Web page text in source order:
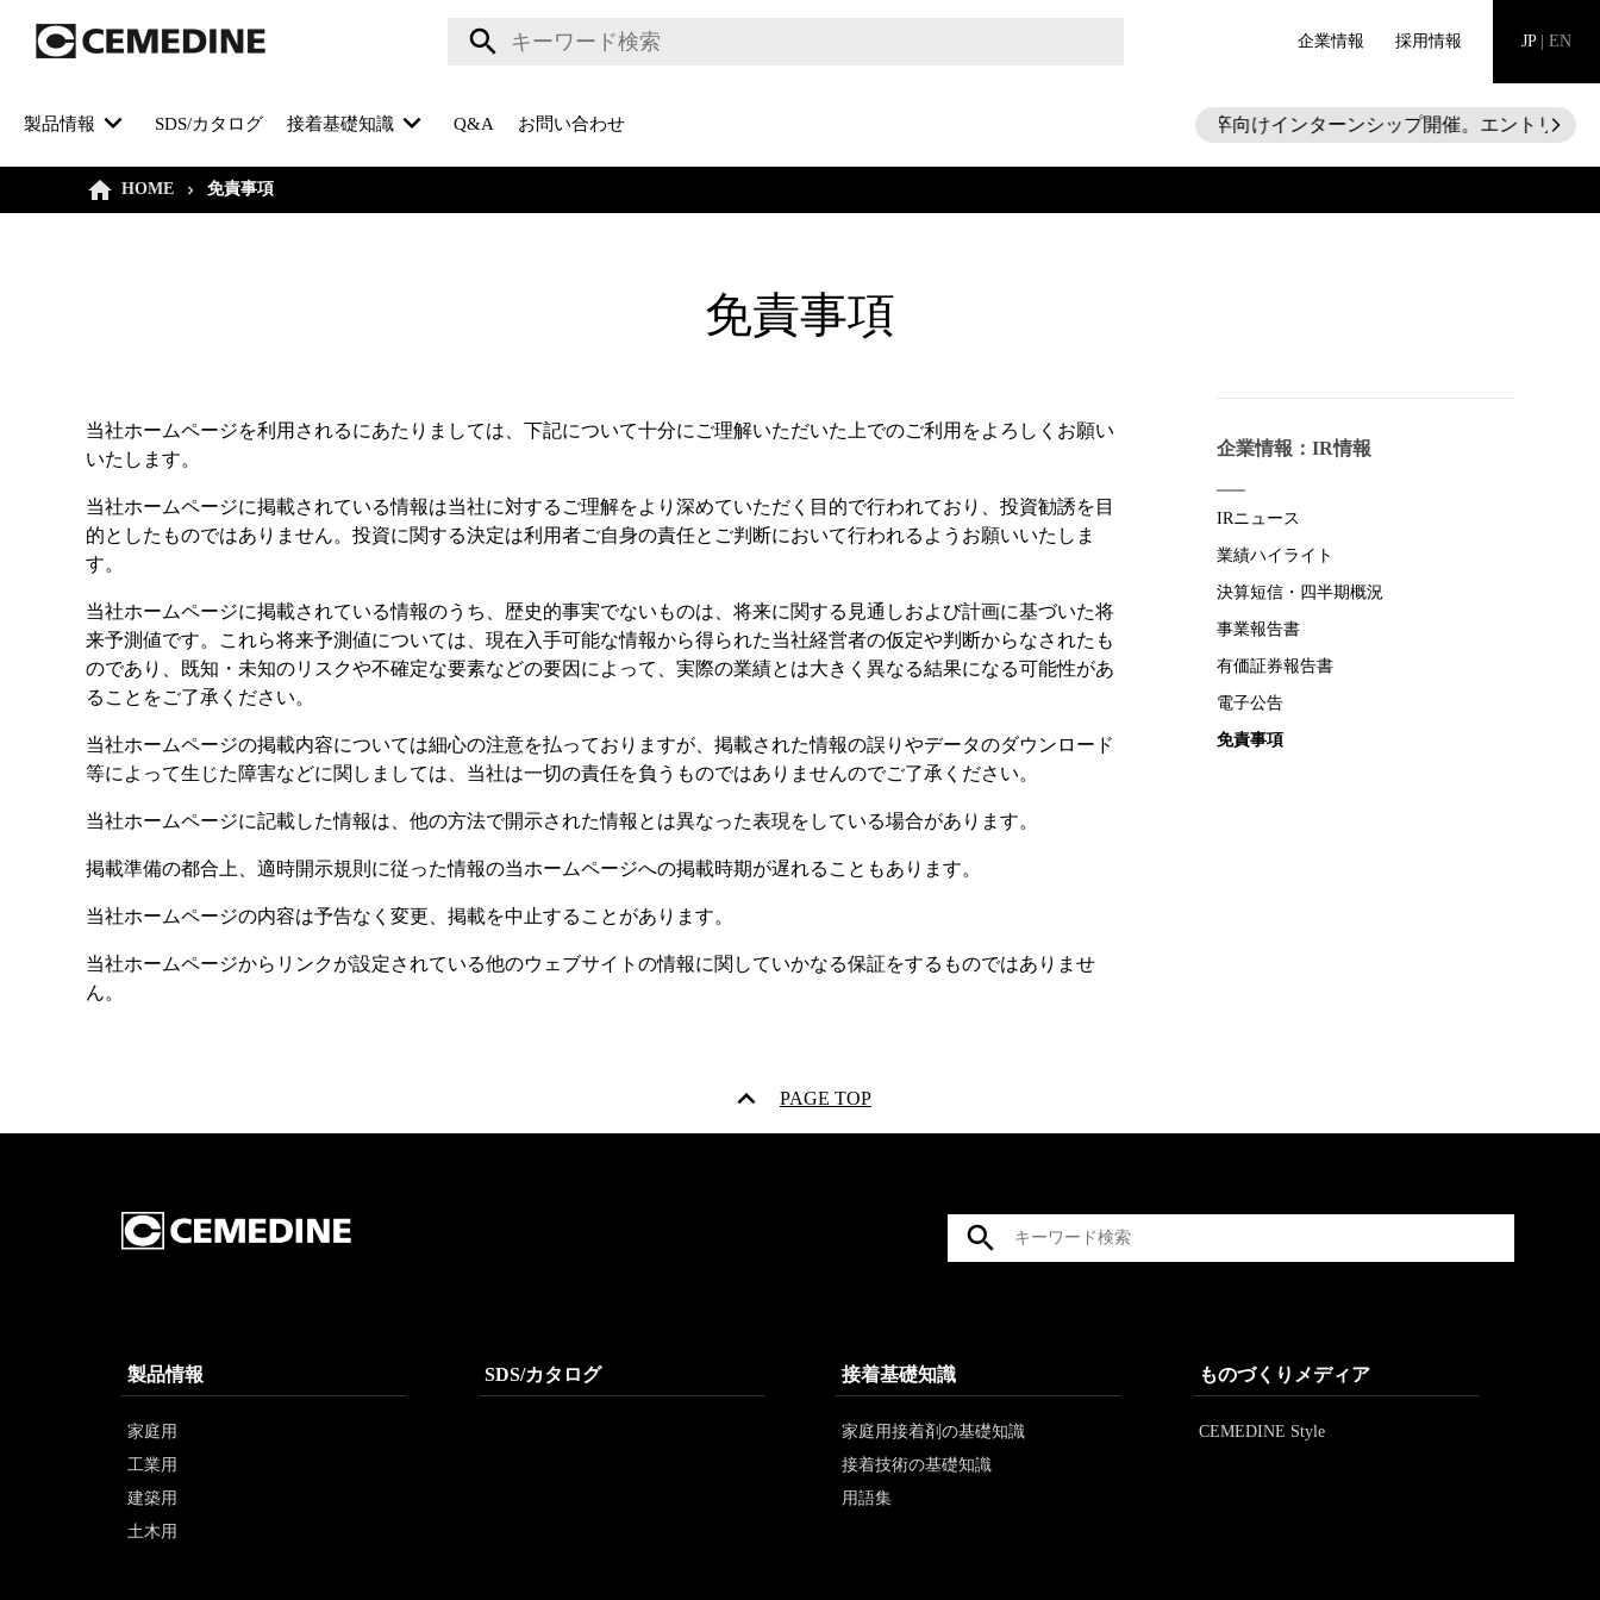
企業情報 採用情報 JP EN
製品情報 SDS/カタログ 接着基礎知識 Q&A お問い合わせ 28新卒向けインターンシップ開催。エントリー受
arrow_forward_ios
HOME 免責事項
免責事項
当社ホームページを利用されるにあたりましては、下記について十分にご理解いただいた上でのご利用をよろしくお願い
いたします。
当社ホームページに掲載されている情報は当社に対するご理解をより深めていただく目的で行われており、投資勧誘を目
的としたものではありません。投資に関する決定は利用者ご自身の責任とご判断において行われるようお願いいたしま
す。
当社ホームページに掲載されている情報のうち、歴史的事実でないものは、将来に関する見通しおよび計画に基づいた将
来予測値です。これら将来予測値については、現在入手可能な情報から得られた当社経営者の仮定や判断からなされたも
のであり、既知・未知のリスクや不確定な要素などの要因によって、実際の業績とは大きく異なる結果になる可能性があ
ることをご了承ください。
当社ホームページの掲載内容については細心の注意を払っておりますが、掲載された情報の誤りやデータのダウンロード
等によって生じた障害などに関しましては、当社は一切の責任を負うものではありませんのでご了承ください。
当社ホームページに記載した情報は、他の方法で開示された情報とは異なった表現をしている場合があります。
掲載準備の都合上、適時開示規則に従った情報の当ホームページへの掲載時期が遅れることもあります。
当社ホームページの内容は予告なく変更、掲載を中止することがあります。
当社ホームページからリンクが設定されている他のウェブサイトの情報に関していかなる保証をするものではありませ
ん。
企業情報：IR情報
IRニュース
業績ハイライト
決算短信・四半期概況
事業報告書
有価証券報告書
電子公告
免責事項
PAGE TOP
製品情報
家庭用
工業用
建築用
土木用
SDS/カタログ 接着基礎知識
家庭用接着剤の基礎知識
接着技術の基礎知識
用語集
ものづくりメディア
CEMEDINE Style